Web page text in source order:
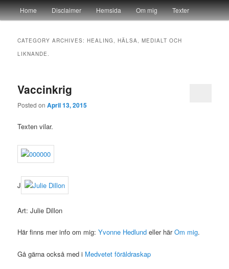
yvonnehedlund.se
Main menu
Skip to primary content
Skip to secondary content
Home Disclaimer Hemsida Om mig Texter
CATEGORY ARCHIVES:HEALING, HÄLSA, MEDIALT OCH
LIKNANDE.
Vaccinkrig
Posted onApril 13, 2015
Texten vilar.
J
Art: Julie Dillon
Här finns mer info om mig:Yvonne Hedlund eller härOm mig.
Gå gärna också med i Medvetet föräldraskap